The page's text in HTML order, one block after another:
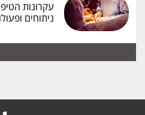
עקרונות
ניתוחים